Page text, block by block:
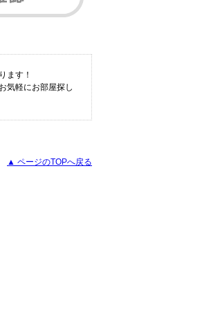
ます！
気軽にお部屋探し
▲ ページのTOPへ戻る